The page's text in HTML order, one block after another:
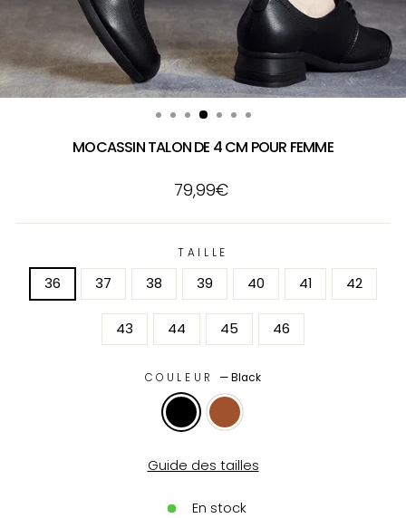
MOCASSIN TALON DE 4 CM POUR FEMME
Prix
régulier
79,99€
TAILLE
36 37 38 39 40 41 42
43 44 45 46
COULEUR—Black
Guide des tailles
En stock